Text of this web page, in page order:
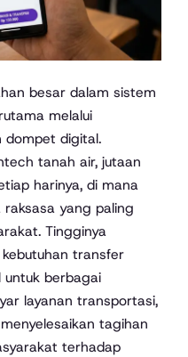
besar dalam sistem
melalui
dompet digital.
tanah air, jutaan
harinya, di mana
raksasa yang paling
Tingginya
transfer
berbagai
layanan transportasi,
tagihan
terhadap